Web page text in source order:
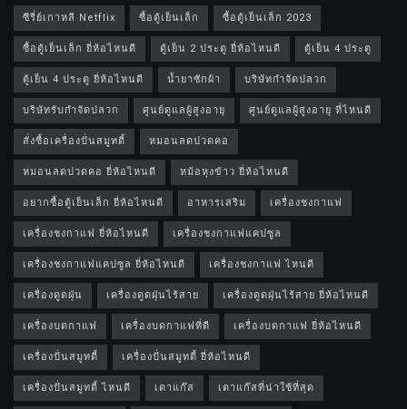
ซีรี่ย์เกาหลี Netflix
ซื้อตู้เย็นเล็ก
ซื้อตู้เย็นเล็ก 2023
ซื้อตู้เย็นเล็ก ยี่ห้อไหนดี
ตู้เย็น 2 ประตู ยี่ห้อไหนดี
ตู้เย็น 4 ประตู
ตู้เย็น 4 ประตู ยี่ห้อไหนดี
น้ำยาซักผ้า
บริษัทกำจัดปลวก
บริษัทรับกำจัดปลวก
ศูนย์ดูแลผู้สูงอายุ
ศูนย์ดูแลผู้สูงอายุ ที่ไหนดี
สั่งซื้อเครื่องปั่นสมูทตี้
หมอนลดปวดคอ
หมอนลดปวดคอ ยี่ห้อไหนดี
หม้อหุงข้าว ยี่ห้อไหนดี
อยากซื้อตู้เย็นเล็ก ยี่ห้อไหนดี
อาหารเสริม
เครื่องชงกาแฟ
เครื่องชงกาแฟ ยี่ห้อไหนดี
เครื่องชงกาแฟแคปซูล
เครื่องชงกาแฟแคปซูล ยี่ห้อไหนดี
เครื่องชงกาแฟ ไหนดี
เครื่องดูดฝุ่น
เครื่องดูดฝุ่นไร้สาย
เครื่องดูดฝุ่นไร้สาย ยี่ห้อไหนดี
เครื่องบดกาแฟ
เครื่องบดกาแฟที่ดี
เครื่องบดกาแฟ ยี่ห้อไหนดี
เครื่องปั่นสมูทตี้
เครื่องปั่นสมูทตี้ ยี่ห้อไหนดี
เครื่องปั่นสมูทตี้ ไหนดี
เตาแก๊ส
เตาแก๊สที่น่าใช้ที่สุด